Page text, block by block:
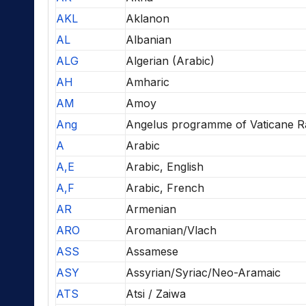
AKL
Aklanon
AL
Albanian
ALG
Algerian (Arabic)
AH
Amharic
AM
Amoy
Ang
Angelus programme of Vaticane
A
Arabic
A,E
Arabic, English
A,F
Arabic, French
AR
Armenian
ARO
Aromanian/Vlach
ASS
Assamese
ASY
Assyrian/Syriac/Neo-Aramaic
ATS
Atsi / Zaiwa